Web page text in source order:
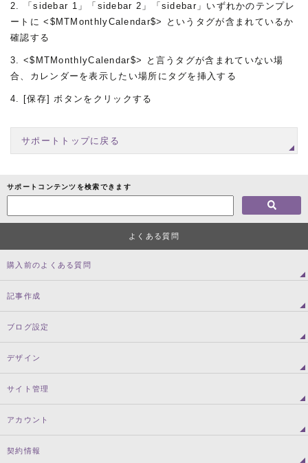
「sidebar 1」「sidebar 2」「sidebar」いずれかのテンプレ
ートに <$MTMonthlyCalendar$> というタグが含まれているか
確認する
<$MTMonthlyCalendar$> と言うタグが含まれていない場
合、カレンダーを表示したい場所にタグを挿入する
[保存] ボタンをクリックする
サポートトップに戻る
サポートコンテンツを検索できます
よくある質問
購入前のよくある質問
記事作成
ブログ設定
デザイン
サイト管理
アカウント
契約情報